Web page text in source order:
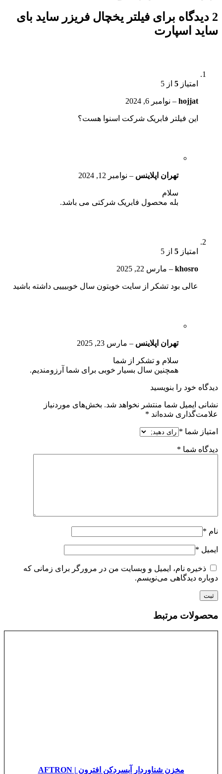
2 دیدگاه برای
فیلتر یخچال فریزر ساید بای
ساید اسپارت
امتیاز 5 از 5
hojjat
– نوامبر 6, 2024
این فیلتر فابریک شرکت اسنوا هست؟
تهران اپلاینس – نوامبر 12, 2024
سلام
بله محصول فابریک شرکتی می باشد.
امتیاز 5 از 5
khosro
– مارس 22, 2025
عالی بود تشکر از سایت خوبتون سال خوبیییی داشته باشید
تهران اپلاینس – مارس 23, 2025
سلام و تشکر از شما
همچنین سال بسیار خوبی برای شما آرزومندیم.
دیدگاه خود را بنویسید
نشانی ایمیل شما منتشر نخواهد شد. بخش‌های موردنیاز
علامت‌گذاری شده‌اند *
امتیاز شما *
دیدگاه شما *
نام *
ایمیل *
ذخیره نام، ایمیل و وبسایت من در مرورگر برای زمانی که
دوباره دیدگاهی می‌نویسم.
محصولات مرتبط
مخزن شناوردار آبسردکن افترون | AFTRON